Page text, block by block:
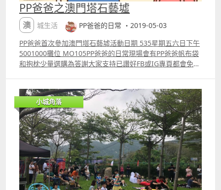
PP爸爸之澳門塔石藝墟
澳城生活
PP爸爸的日常 ・2019-05-03
PP爸爸首次參加澳門塔石藝墟活動日期 535星期五六日下午
5001000攤位 MO105PP爸爸的日常現場會有PP爸爸帆布袋
和抱枕少量選購為答謝大家支持已讚好FB或IG專頁都會免費
小城角落